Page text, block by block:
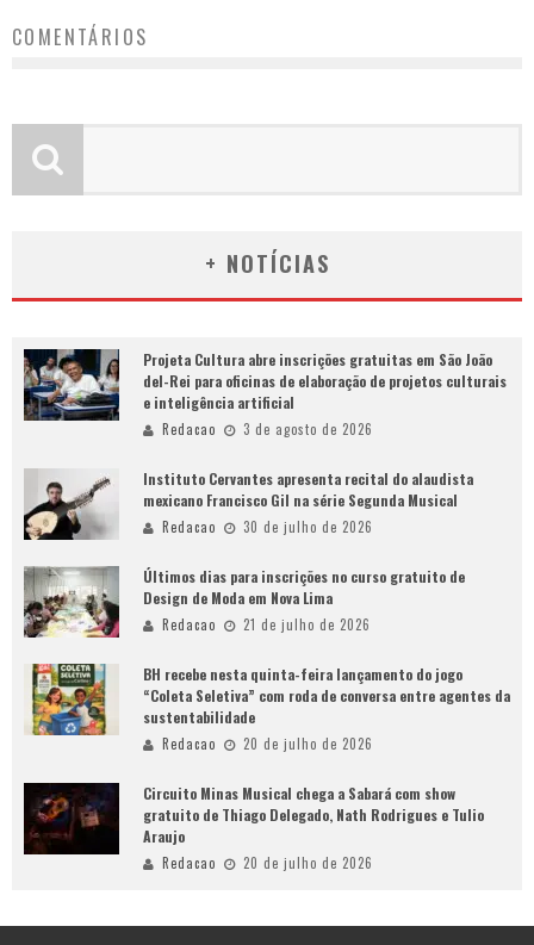
COMENTÁRIOS
+ NOTÍCIAS
Projeta Cultura abre inscrições gratuitas em São João
del-Rei para oficinas de elaboração de projetos culturais
e inteligência artificial
Redacao 3 de agosto de 2026
Instituto Cervantes apresenta recital do alaudista
mexicano Francisco Gil na série Segunda Musical
Redacao 30 de julho de 2026
Últimos dias para inscrições no curso gratuito de
Design de Moda em Nova Lima
Redacao 21 de julho de 2026
BH recebe nesta quinta-feira lançamento do jogo
“Coleta Seletiva” com roda de conversa entre agentes da
sustentabilidade
Redacao 20 de julho de 2026
Circuito Minas Musical chega a Sabará com show
gratuito de Thiago Delegado, Nath Rodrigues e Tulio
Araujo
Redacao 20 de julho de 2026